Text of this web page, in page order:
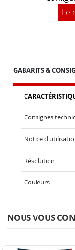
Le
GABARITS &
Consignes
Notice
Résolution
Couleurs
NOUS VOUS